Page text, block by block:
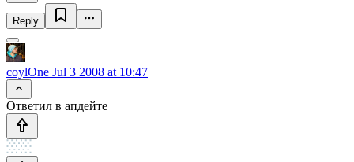
Reply
coylOne Jul 3 2008 at 10:47
Ответил в апдейте